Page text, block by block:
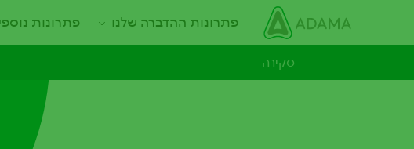
העיקרי
פתרונות ההדברה שלנו פתרונות
סקירה